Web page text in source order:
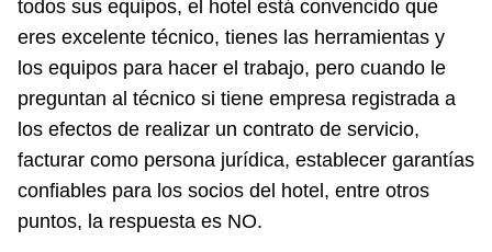
todos sus equipos, el hotel está convencido que
eres excelente técnico, tienes las herramientas y
los equipos para hacer el trabajo, pero cuando le
preguntan al técnico si tiene empresa registrada a
los efectos de realizar un contrato de servicio,
facturar como persona jurídica, establecer garantías
confiables para los socios del hotel, entre otros
puntos, la respuesta es NO.